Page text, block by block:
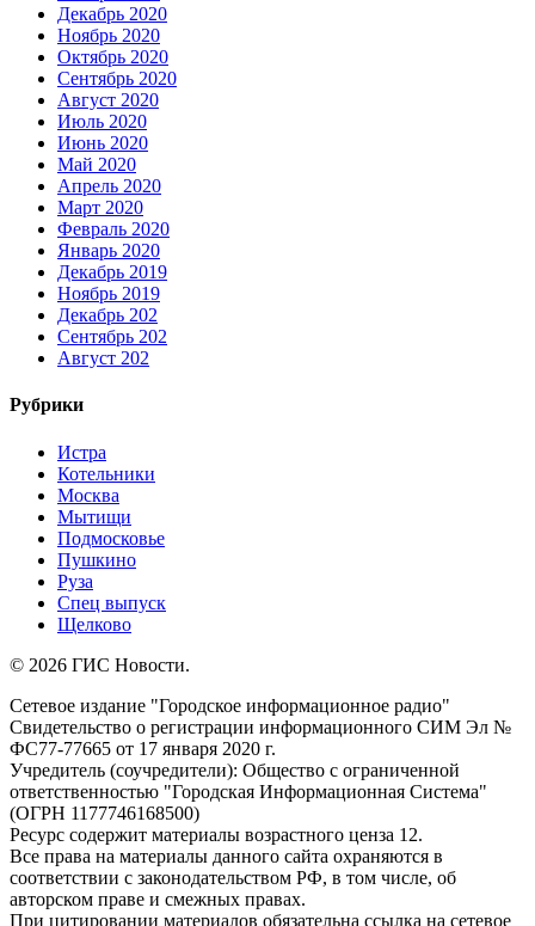
Декабрь 2020
Ноябрь 2020
Октябрь 2020
Сентябрь 2020
Август 2020
Июль 2020
Июнь 2020
Май 2020
Апрель 2020
Март 2020
Февраль 2020
Январь 2020
Декабрь 2019
Ноябрь 2019
Декабрь 202
Сентябрь 202
Август 202
Рубрики
Истра
Котельники
Москва
Мытищи
Подмосковье
Пушкино
Руза
Спец выпуск
Щелково
© 2026 ГИС Новости.
Сетевое издание "Городское информационное радио"
Свидетельство о регистрации информационного СИМ Эл №
ФС77-77665 от 17 января 2020 г.
Учредитель (соучредители): Общество с ограниченной
ответственностью "Городская Информационная Система"
(ОГРН 1177746168500)
Ресурс содержит материалы возрастного ценза 12.
Все права на материалы данного сайта охраняются в
соответствии с законодательством РФ, в том числе, об
авторском праве и смежных правах.
При цитировании материалов обязательна ссылка на сетевое